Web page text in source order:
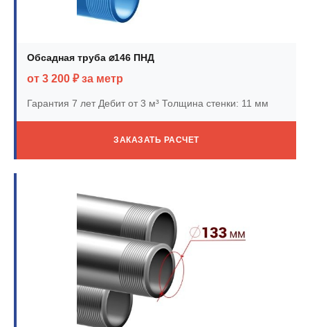
Обсадная труба ⌀146 ПНД
от 3 200 ₽ за метр
Гарантия 7 летДебит от 3 м³ Толщина стенки: 11 мм
ЗАКАЗАТЬ РАСЧЕТ